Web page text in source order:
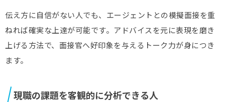
伝え方に自信がない人でも、エージェントとの模擬面接を重
ねれば確実な上達が可能です。アドバイスを元に表現を磨き
上げる方法で、面接官へ好印象を与えるトーク力が身につき
ます。
現職の課題を客観的に分析できる人